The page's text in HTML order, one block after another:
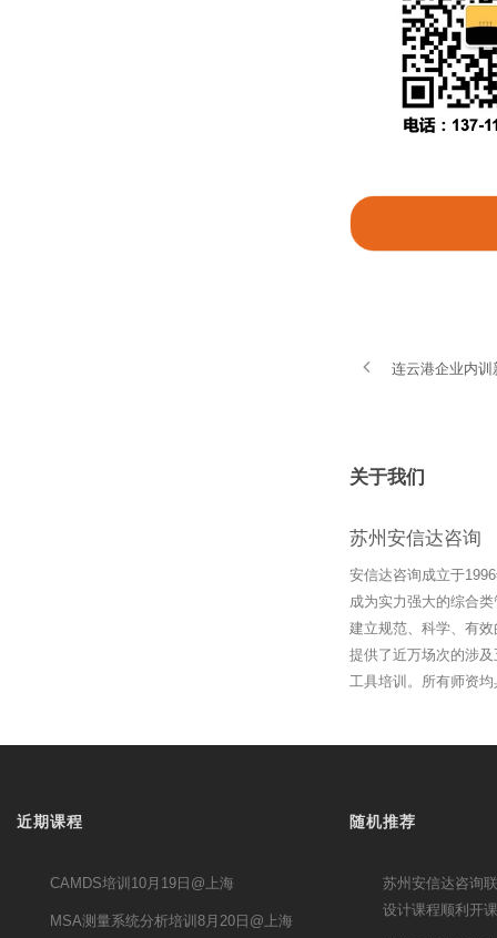
连云港企业内
关于我们
苏州安信达咨询
安信达咨询成立于
成为实力强大的综合
建立规范、科学、有
提供了近万场次的涉
工具培训。所有师资
近期课程
CAMDS培训10月19日@上海
MSA测量系统分析培训8月20日@上海
随机推荐
苏州安信达咨询
设计课程顺利开课